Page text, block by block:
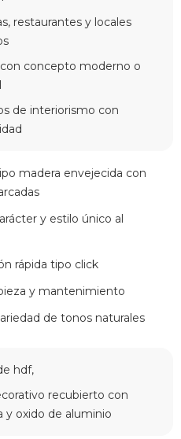
restaurantes y locales
concepto moderno o
de interiorismo con
madera envejecida con
y estilo único al
rápida tipo click
y mantenimiento
de tonos naturales
hdf,
recubierto con
y oxido de aluminio